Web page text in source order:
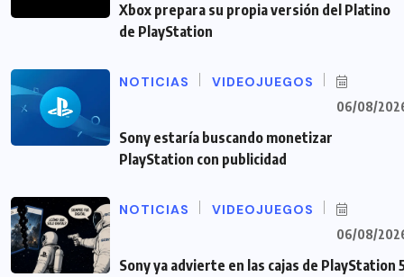
Xbox prepara su propia versión del Platino
de PlayStation
NOTICIAS VIDEOJUEGOS
06/08/
Sony estaría buscando monetizar
PlayStation con publicidad
NOTICIAS VIDEOJUEGOS
06/08/
Sony ya advierte en las cajas de PlayStation